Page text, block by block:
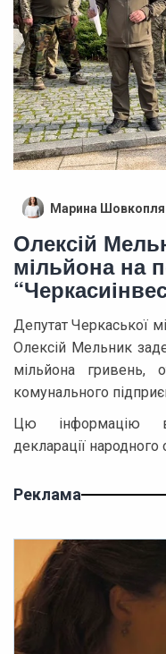
Марина
Олексій
мільйона на
Депутат Черкаської
Олексій Мельник
мільйона гривень,
комунального
Цю інформацію
декларації народного
Реклама